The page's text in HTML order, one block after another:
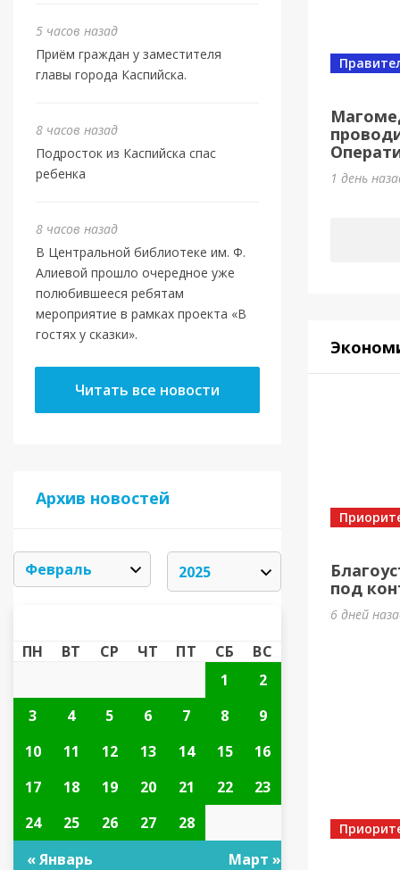
5 часов назад
Приём граждан у заместителя
главы города Каспийска.
8 часов назад
Подросток из Каспийска спас
ребенка
8 часов назад
В Центральной библиотеке им. Ф.
Алиевой прошло очередное уже
полюбившееся ребятам
мероприятие в рамках проекта «В
гостях у сказки».
Читать все новости
Архив новостей
ПН ВТ СР ЧТ ПТ СБ
ВС
1
2
3
4 5 6 7 8
9
10
11 12 13 14 15
16
17
18 19 20 21 22
23
24
25 26 27
28
« Январь
Март »
1 день
под
6 дней